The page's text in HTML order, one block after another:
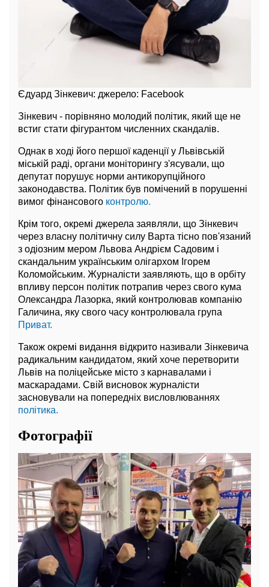
Єдуард Зінкевич: джерело: Facebook
Зінкевич - порівняно молодий політик, який ще не
встиг стати фігурантом численних скандалів.
Однак в ході його першої каденції у Львівській
міській раді, органи моніторингу з'ясували, що
депутат порушує норми антикорупційного
законодавства. Політик був помічений в порушенні
вимог фінансового контролю.
Крім того, окремі джерела заявляли, що Зінкевич
через власну політичну силу Варта тісно пов'язаний
з одіозним мером Львова Андрієм Садовим і
скандальним українським олігархом Ігорем
Коломойським. Журналісти заявляють, що в орбіту
впливу персон політик потрапив через свого кума
Олександра Лазорка, який контролював компанію
Галичина, яку свого часу контролювала група
Приват.
Також окремі видання відкрито називали Зінкевича
радикальним кандидатом, який хоче перетворити
Львів на поліцейське місто з карнавалами і
маскарадами. Свій висновок журналісти
засновували на попередніх висловлюваннях
політика.
Фотографії